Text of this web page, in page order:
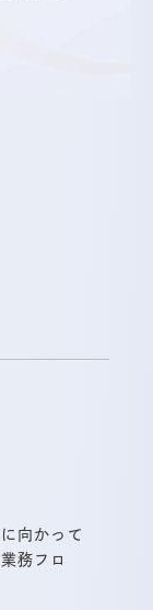
向かって
務フロ